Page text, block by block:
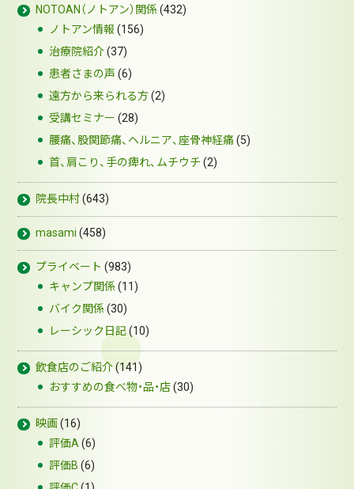
NOTOAN（ノトアン）関係(432)
ノトアン情報 (156)
治療院紹介(37)
患者さまの声 (6)
遠方から来られる方(2)
受講セミナー (28)
腰痛、股関節痛、ヘルニア、座骨神経痛 (5)
首、肩こり、手の痺れ、ムチウチ (2)
院長中村(643)
masami (458)
プライベート (983)
キャンプ関係(11)
バイク関係(30)
レーシック日記(10)
飲食店のご紹介(141)
おすすめの食べ物・品・店(30)
映画(16)
評価A (6)
評価B (6)